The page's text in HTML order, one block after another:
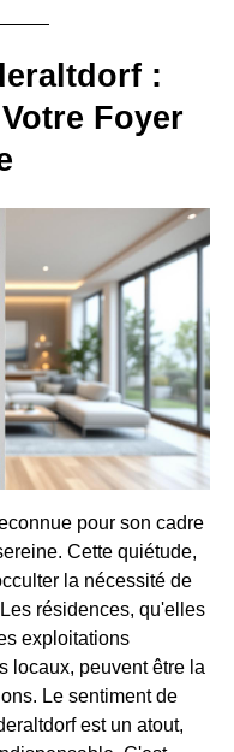
:
Foyer
pour son cadre
Cette quiétude,
la nécessité de
résidences, qu'elles
exploitations
locaux, peuvent être la
Le sentiment de
est un atout,